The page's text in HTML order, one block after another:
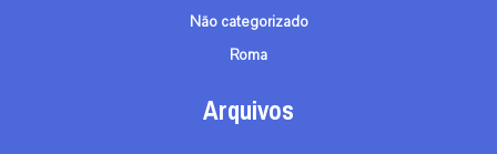
Não categorizado
Roma
Arquivos